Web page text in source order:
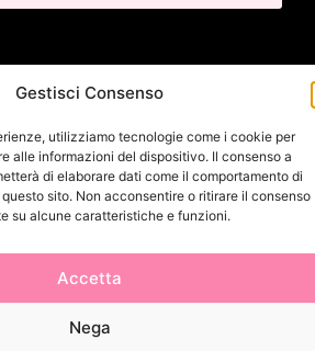
Gestisci Consenso
utilizziamo tecnologie come i cookie per
alle informazioni del dispositivo. Il consenso a
di elaborare dati come il comportamento di
sito. Non acconsentire o ritirare il consenso
su alcune caratteristiche e funzioni.
Accetta
Nega
|Cookie Policy| Made with